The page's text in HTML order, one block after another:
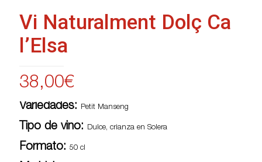
Vi Naturalment Dolç Ca
l’Elsa
38,00€
Variedades: Petit Manseng
Tipo de vino: Dulce, crianza en Solera
Formato: 50 cl